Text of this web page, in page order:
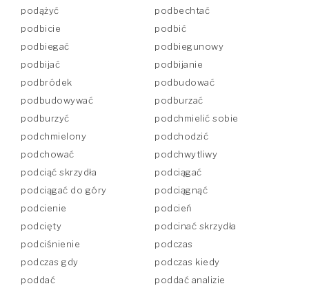
podążyć
podbechtać
podbicie
podbić
podbiegać
podbiegunowy
podbijać
podbijanie
podbródek
podbudować
podbudowywać
podburzać
podburzyć
podchmielić sobie
podchmielony
podchodzić
podchować
podchwytliwy
podciąć skrzydła
podciągać
podciągać do góry
podciągnąć
podcienie
podcień
podcięty
podcinać skrzydła
podciśnienie
podczas
podczas gdy
podczas kiedy
poddać
poddać analizie